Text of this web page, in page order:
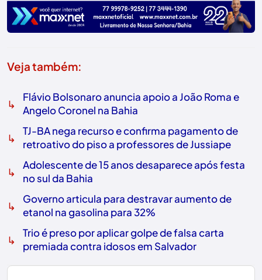
Veja também:
↳
Flávio Bolsonaro anuncia apoio a João Roma e
Angelo Coronel na Bahia
↳
TJ-BA nega recurso e confirma pagamento de
retroativo do piso a professores de Jussiape
↳
Adolescente de 15 anos desaparece após festa
no sul da Bahia
↳
Governo articula para destravar aumento de
etanol na gasolina para 32%
↳
Trio é preso por aplicar golpe de falsa carta
premiada contra idosos em Salvador